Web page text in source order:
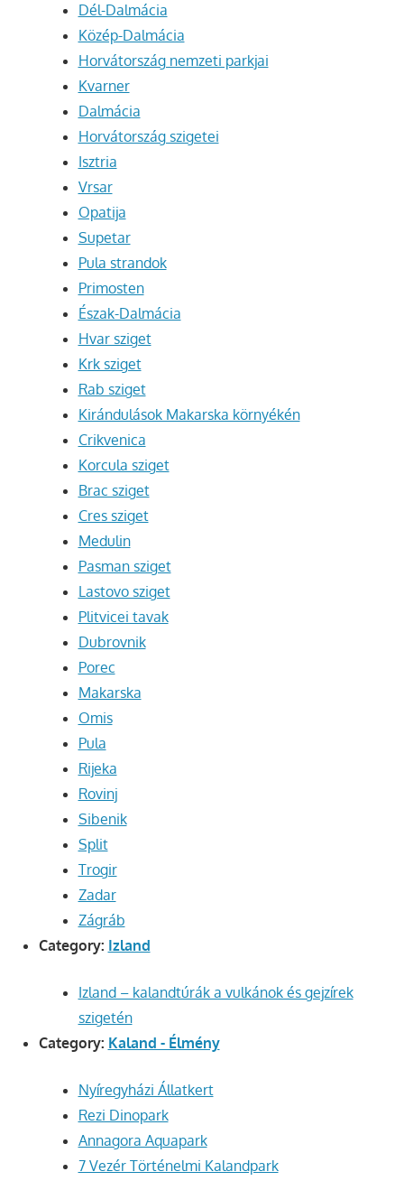
Dél-Dalmácia
Közép-Dalmácia
Horvátország nemzeti parkjai
Kvarner
Dalmácia
Horvátország szigetei
Isztria
Vrsar
Opatija
Supetar
Pula strandok
Primosten
Észak-Dalmácia
Hvar sziget
Krk sziget
Rab sziget
Kirándulások Makarska környékén
Crikvenica
Korcula sziget
Brac sziget
Cres sziget
Medulin
Pasman sziget
Lastovo sziget
Plitvicei tavak
Dubrovnik
Porec
Makarska
Omis
Pula
Rijeka
Rovinj
Sibenik
Split
Trogir
Zadar
Zágráb
Category: Izland
Izland – kalandtúrák a vulkánok és gejzírek
szigetén
Category: Kaland - Élmény
Nyíregyházi Állatkert
Rezi Dinopark
Annagora Aquapark
7 Vezér Történelmi Kalandpark